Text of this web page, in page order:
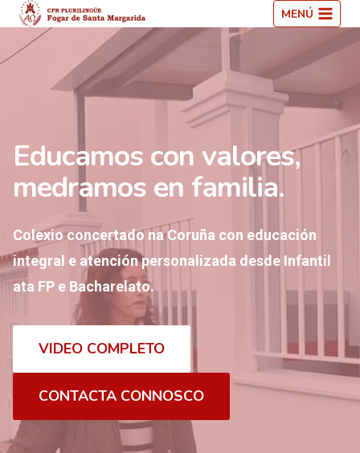
Saltar
ao
contido
MENÚ
Educamos con valores,
medramos en familia.
Colexio concertado na Coruña con educación
integral e atención personalizada desde Infantil
ata FP e Bacharelato.
VIDEO COMPLETO
CONTACTA CONNOSCO